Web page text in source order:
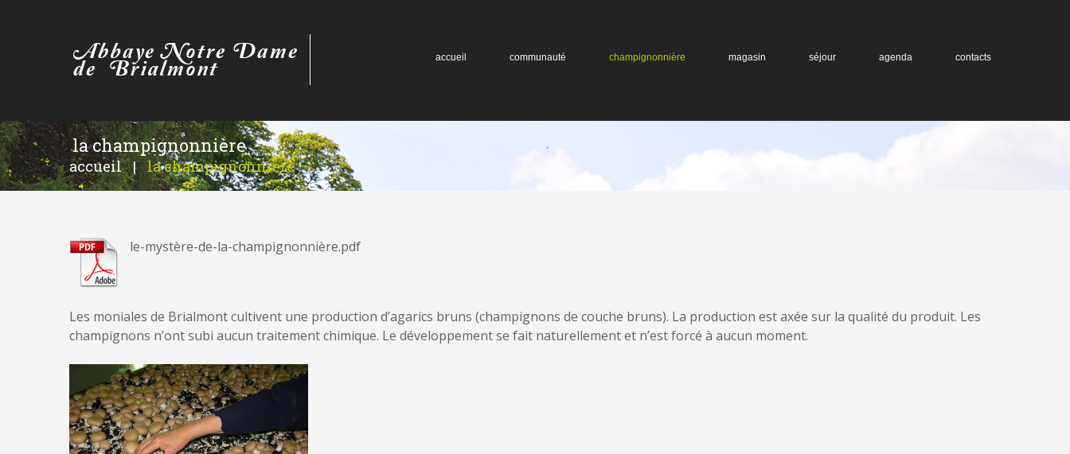
accueil communauté champignonnière magasin séjour agenda contacts
la champignonnière
accueil | la champignonnière
le-mystère-de-la-champignonnière.pdf
Les moniales de Brialmont cultivent une production d’agarics bruns (champignons de couche bruns). La production est axée sur la qualité du produit. Les
champignons n’ont subi aucun traitement chimique. Le développement se fait naturellement et n’est forcé à aucun moment.